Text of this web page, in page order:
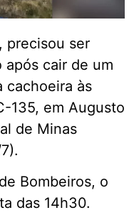
precisou ser
cair de um
cachoeira às
135, em Augusto
de Minas
Bombeiros, o
das 14h30.